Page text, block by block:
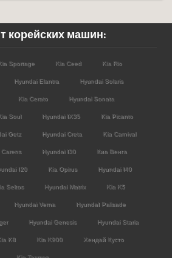
корейских машин:
Sportage Kia Ceed Kia Rio
Hyundai Elantra Hyundai Solaris
Kia Cerato Hyundai Sonata
Soul Hyundai IX35 Kia Picanto
Getz Hyundai Creta Kia Carnival
Carens Hyundai I30 Киа Венга
I20 Kia Opirus Hyundai I40
Seltos Hyundai Matrix Kia K5
Hyundai Verna HyundaI Palisade
Hyundai Genesis Hyundai Staria
K8 Kia K900 Хендай Кусто